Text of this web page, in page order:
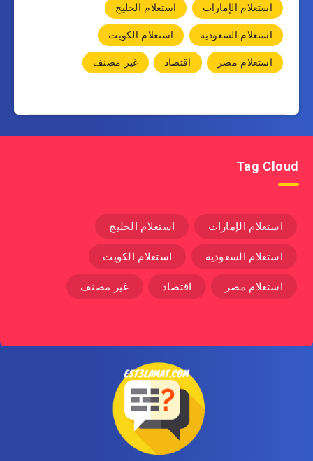
استعلام الإمارات
استعلام الخليج
استعلام السعودية
استعلام الكويت
استعلام مصر
اقتصاد غير مصنف
Tag Cloud
استعلام الإمارات استعلام الخليج
استعلام السعودية استعلام الكويت
استعلام مصر اقتصاد غير مصنف